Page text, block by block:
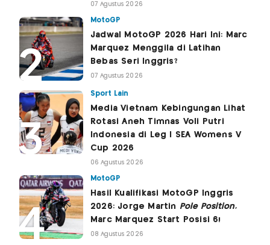
07 Agustus 2026
MotoGP
Jadwal MotoGP 2026 Hari Ini: Marc
Marquez Menggila di Latihan
Bebas Seri Inggris?
07 Agustus 2026
Sport Lain
Media Vietnam Kebingungan Lihat
Rotasi Aneh Timnas Voli Putri
Indonesia di Leg I SEA Womens V
Cup 2026
06 Agustus 2026
MotoGP
Hasil Kualifikasi MotoGP Inggris
2026: Jorge Martin Pole Position,
Marc Marquez Start Posisi 6!
08 Agustus 2026